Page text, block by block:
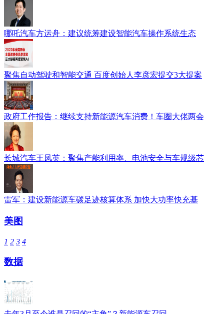
哪吒汽车方运舟：建议统筹建设智能汽车操作系统生态
聚焦自动驾驶和智能交通 百度创始人李彦宏提交3大提案
政府工作报告：继续支持新能源汽车消费！车圈大佬两会
长城汽车王凤英：聚焦产能利用率、电池安全与车规级芯
雷军：建设新能源车碳足迹核算体系 加快大功率快充基
美图
1 2 3 4
数据